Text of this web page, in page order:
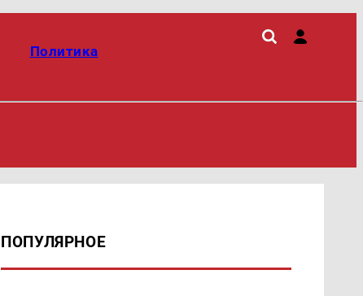
Политика
ПОПУЛЯРНОЕ